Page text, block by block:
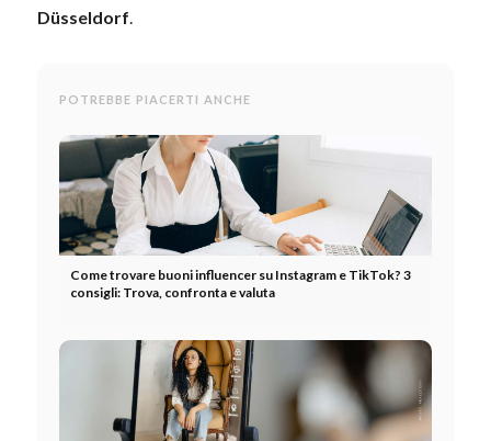
Düsseldorf
POTREBBE PIACERTI ANCHE
Come trovare buoni influencer su Instagram e TikTok? 3
consigli: Trova, confronta e valuta